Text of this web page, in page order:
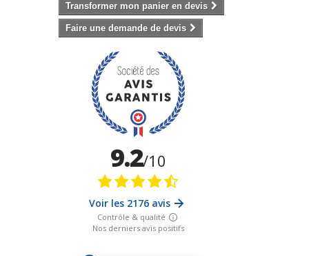
Transformer mon panier en devis
Faire une demande de devis